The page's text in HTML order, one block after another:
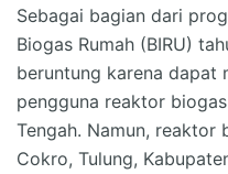
Sebagai bagian dari
Biogas Rumah (BIRU)
beruntung karena dapat
pengguna reaktor
Tengah. Namun, reaktor
Cokro, Tulung,